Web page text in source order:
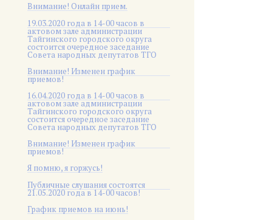
Внимание! Онлайн прием.
19.03.2020 года в 14-00 часов в
актовом зале администрации
Тайгинского городского округа
состоится очередное заседание
Совета народных депутатов ТГО
Внимание! Изменен график
приемов!
16.04.2020 года в 14-00 часов в
актовом зале администрации
Тайгинского городского округа
состоится очередное заседание
Совета народных депутатов ТГО
Внимание! Изменен график
приемов!
Я помню, я горжусь!
Публичные слушания состоятся
21.05.2020 года в 14-00 часов!
График приемов на июнь!